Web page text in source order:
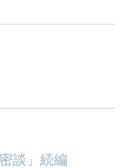
談」続編